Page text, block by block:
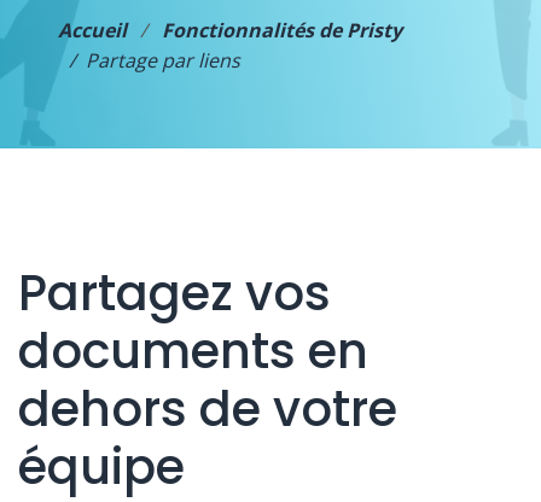
Accueil
Fonctionnalités de Pristy
Partage par liens
Partagez vos
documents en
dehors de votre
équipe